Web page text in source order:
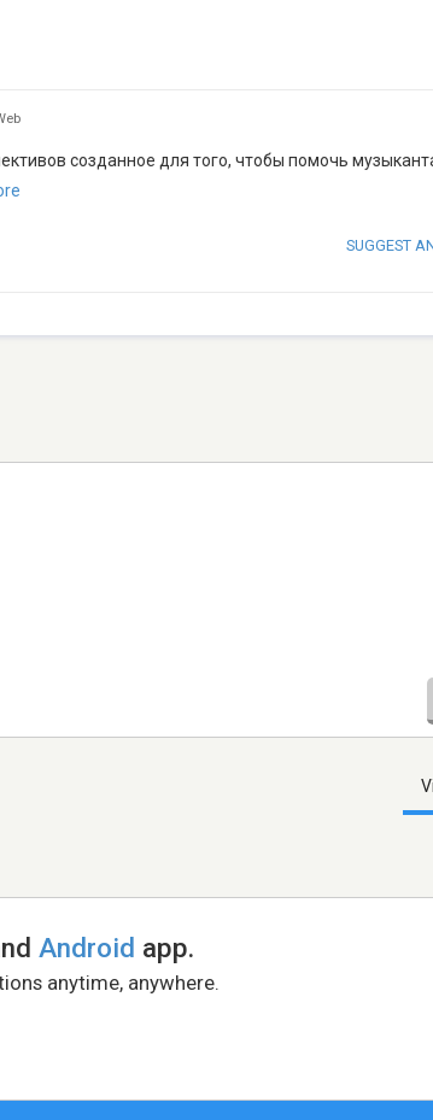
созданное для того, чтобы помочь
SUGGEST
Android app.
anytime, anywhere.